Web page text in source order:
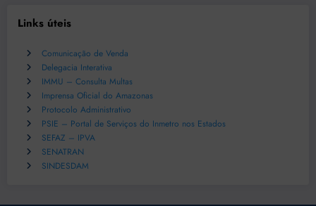
Links úteis
Comunicação de Venda
Delegacia Interativa
IMMU – Consulta Multas
Imprensa Oficial do Amazonas
Protocolo Administrativo
PSIE – Portal de Serviços do Inmetro nos Estados
SEFAZ – IPVA
SENATRAN
SINDESDAM